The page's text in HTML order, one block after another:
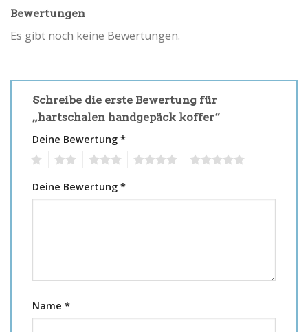
Bewertungen
Es gibt noch keine Bewertungen.
Schreibe die erste Bewertung für
„hartschalen handgepäck koffer“
Deine Bewertung *
Deine Bewertung *
Name *